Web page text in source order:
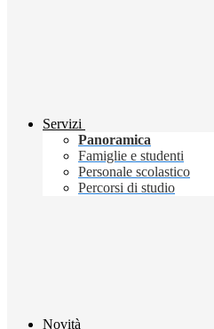
Servizi
Panoramica
Famiglie e studenti
Personale scolastico
Percorsi di studio
Novità